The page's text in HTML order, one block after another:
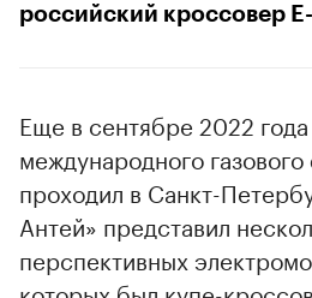
российский кроссовер
Еще в сентябре 2022
международного
проходил в Санкт-
Антей» представил
перспективных